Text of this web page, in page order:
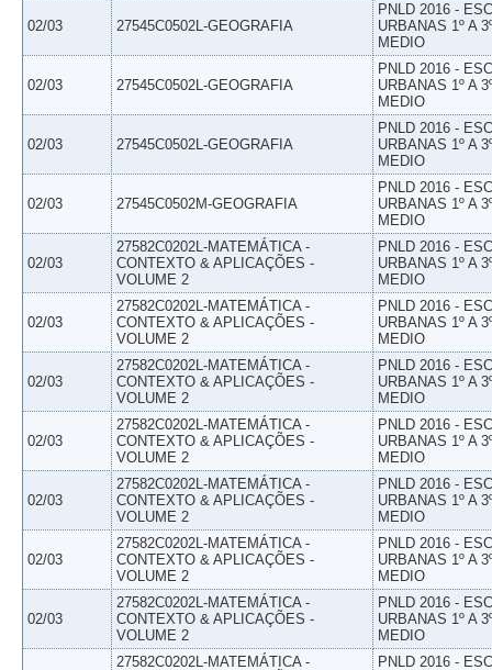
02/03 27545C0502L-GEOGRAFIA
PNLD 2016 -
URBANAS 1º A
MEDIO
02/03 27545C0502L-GEOGRAFIA
PNLD 2016 -
URBANAS 1º A
MEDIO
02/03 27545C0502L-GEOGRAFIA
PNLD 2016 -
URBANAS 1º A
MEDIO
02/03 27545C0502M-GEOGRAFIA
PNLD 2016 -
URBANAS 1º A
MEDIO
02/03
27582C0202L-MATEMÁTICA -
CONTEXTO & APLICAÇÕES -
VOLUME 2
PNLD 2016 -
URBANAS 1º A
MEDIO
02/03
27582C0202L-MATEMÁTICA -
CONTEXTO & APLICAÇÕES -
VOLUME 2
PNLD 2016 -
URBANAS 1º A
MEDIO
02/03
27582C0202L-MATEMÁTICA -
CONTEXTO & APLICAÇÕES -
VOLUME 2
PNLD 2016 -
URBANAS 1º A
MEDIO
02/03
27582C0202L-MATEMÁTICA -
CONTEXTO & APLICAÇÕES -
VOLUME 2
PNLD 2016 -
URBANAS 1º A
MEDIO
02/03
27582C0202L-MATEMÁTICA -
CONTEXTO & APLICAÇÕES -
VOLUME 2
PNLD 2016 -
URBANAS 1º A
MEDIO
02/03
27582C0202L-MATEMÁTICA -
CONTEXTO & APLICAÇÕES -
VOLUME 2
PNLD 2016 -
URBANAS 1º A
MEDIO
02/03
27582C0202L-MATEMÁTICA -
CONTEXTO & APLICAÇÕES -
VOLUME 2
PNLD 2016 -
URBANAS 1º A
MEDIO
27582C0202L-MATEMÁTICA -
PNLD 2016 -